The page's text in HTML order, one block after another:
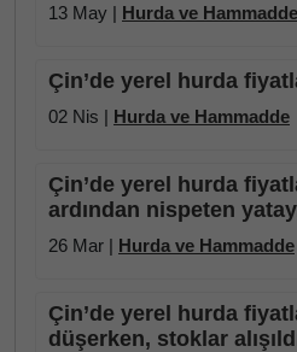
13 May | Hurda ve Hammadde
Çin’de yerel hurda
02 Nis | Hurda ve Hammadde
Çin’de yerel hurda
ardından nispeten
26 Mar | Hurda ve Hammadde
Çin’de yerel hurda
düşerken, stoklar